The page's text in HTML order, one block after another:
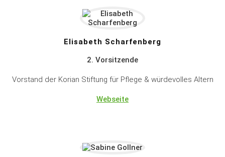
Elisabeth Scharfenberg
2. Vorsitzende
Vorstand der Korian Stiftung für Pflege & würdevolles Altern
Webseite